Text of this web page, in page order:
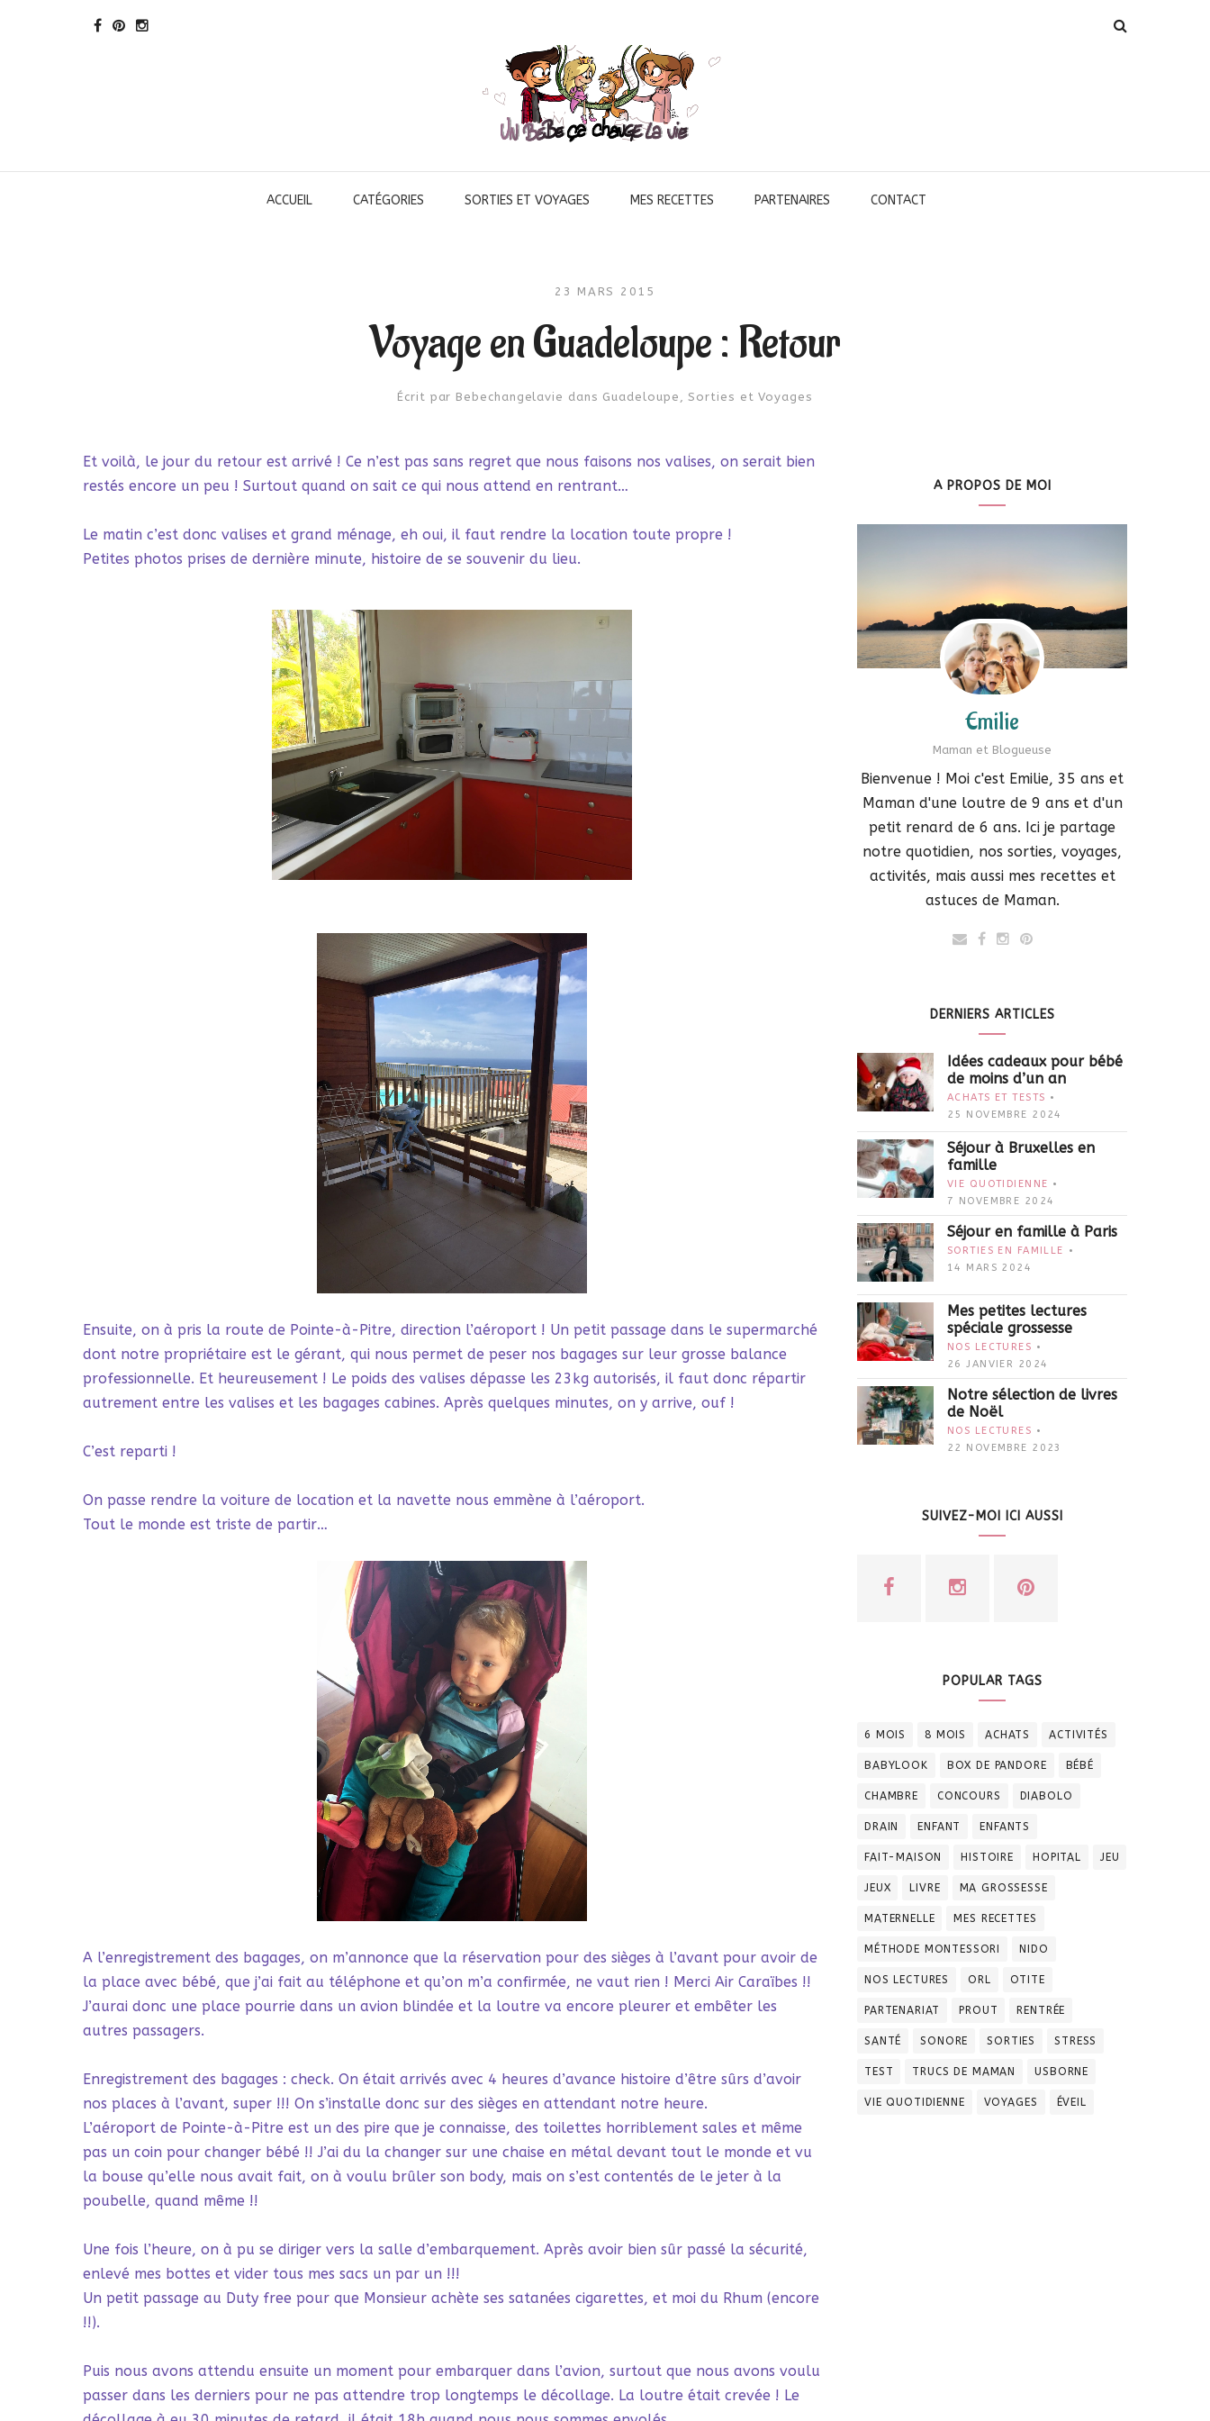
ACCUEIL CATÉGORIES SORTIES ET VOYAGES MES RECETTES PARTENAIRES CONTACT
23 MARS 2015
Voyage en Guadeloupe : Retour
Écrit par Bebechangelavie dans Guadeloupe ,Sorties et Voyages
Et voilà, le jour du retour est arrivé ! Ce n’est pas sans regret que nous faisons nos valises, on serait bien
restés encore un peu ! Surtout quand on sait ce qui nous attend en rentrant…
Le matin c’est donc valises et grand ménage, eh oui, il faut rendre la location toute propre !
Petites photos prises de dernière minute, histoire de se souvenir du lieu.
Ensuite, on à pris la route de Pointe-à-Pitre, direction l’aéroport ! Un petit passage dans le supermarché
dont notre propriétaire est le gérant, qui nous permet de peser nos bagages sur leur grosse balance
professionnelle. Et heureusement ! Le poids des valises dépasse les 23kg autorisés, il faut donc répartir
autrement entre les valises et les bagages cabines. Après quelques minutes, on y arrive, ouf !
C’est reparti !
On passe rendre la voiture de location et la navette nous emmène à l’aéroport.
Tout le monde est triste de partir…
A l’enregistrement des bagages, on m’annonce que la réservation pour des sièges à l’avant pour avoir de
la place avec bébé, que j’ai fait au téléphone et qu’on m’a confirmée, ne vaut rien ! Merci Air Caraïbes !!
J’aurai donc une place pourrie dans un avion blindée et la loutre va encore pleurer et embêter les
autres passagers.
Enregistrement des bagages : check. On était arrivés avec 4 heures d’avance histoire d’être sûrs d’avoir
nos places à l’avant, super !!! On s’installe donc sur des sièges en attendant notre heure.
L’aéroport de Pointe-à-Pitre est un des pire que je connaisse, des toilettes horriblement sales et même
pas un coin pour changer bébé !! J’ai du la changer sur une chaise en métal devant tout le monde et vu
la bouse qu’elle nous avait fait, on à voulu brûler son body, mais on s’est contentés de le jeter à la
poubelle, quand même !!
Une fois l’heure, on à pu se diriger vers la salle d’embarquement. Après avoir bien sûr passé la sécurité,
enlevé mes bottes et vider tous mes sacs un par un !!!
Un petit passage au Duty free pour que Monsieur achète ses satanées cigarettes, et moi du Rhum (encore
!!).
Puis nous avons attendu ensuite un moment pour embarquer dans l’avion, surtout que nous avons voulu
passer dans les derniers pour ne pas attendre trop longtemps le décollage. La loutre était crevée ! Le
A PROPOS DE MOI
Emilie
Maman et Blogueuse
Bienvenue ! Moi c'est Emilie, 35 ans et
Maman d'une loutre de 9 ans et d'un
petit renard de 6 ans. Ici je partage
notre quotidien, nos sorties, voyages,
activités, mais aussi mes recettes et
astuces de Maman.
DERNIERS ARTICLES
Idées cadeaux pour bébé
de moins d’un an
ACHATS ET TESTS
25 NOVEMBRE 2024
Séjour à Bruxelles en
famille
VIE QUOTIDIENNE
7 NOVEMBRE 2024
Séjour en famille à Paris
SORTIES EN FAMILLE
14 MARS 2024
Mes petites lectures
spéciale grossesse
NOS LECTURES
26 JANVIER 2024
Notre sélection de livres
de Noël
NOS LECTURES
22 NOVEMBRE 2023
SUIVEZ-MOI ICI AUSSI
POPULAR TAGS
6 MOIS 8 MOIS ACHATS ACTIVITÉS
BABYLOOK BOX DE PANDORE BÉBÉ
CHAMBRE CONCOURS DIABOLO
DRAIN ENFANT ENFANTS
FAIT-MAISON HISTOIRE HOPITAL JEU
JEUX LIVRE MA GROSSESSE
MATERNELLE MES RECETTES
MÉTHODE MONTESSORI NIDO
NOS LECTURES ORL OTITE
PARTENARIAT PROUT RENTRÉE
SANTÉ SONORE SORTIES STRESS
TEST TRUCS DE MAMAN USBORNE
VIE QUOTIDIENNE VOYAGES ÉVEIL